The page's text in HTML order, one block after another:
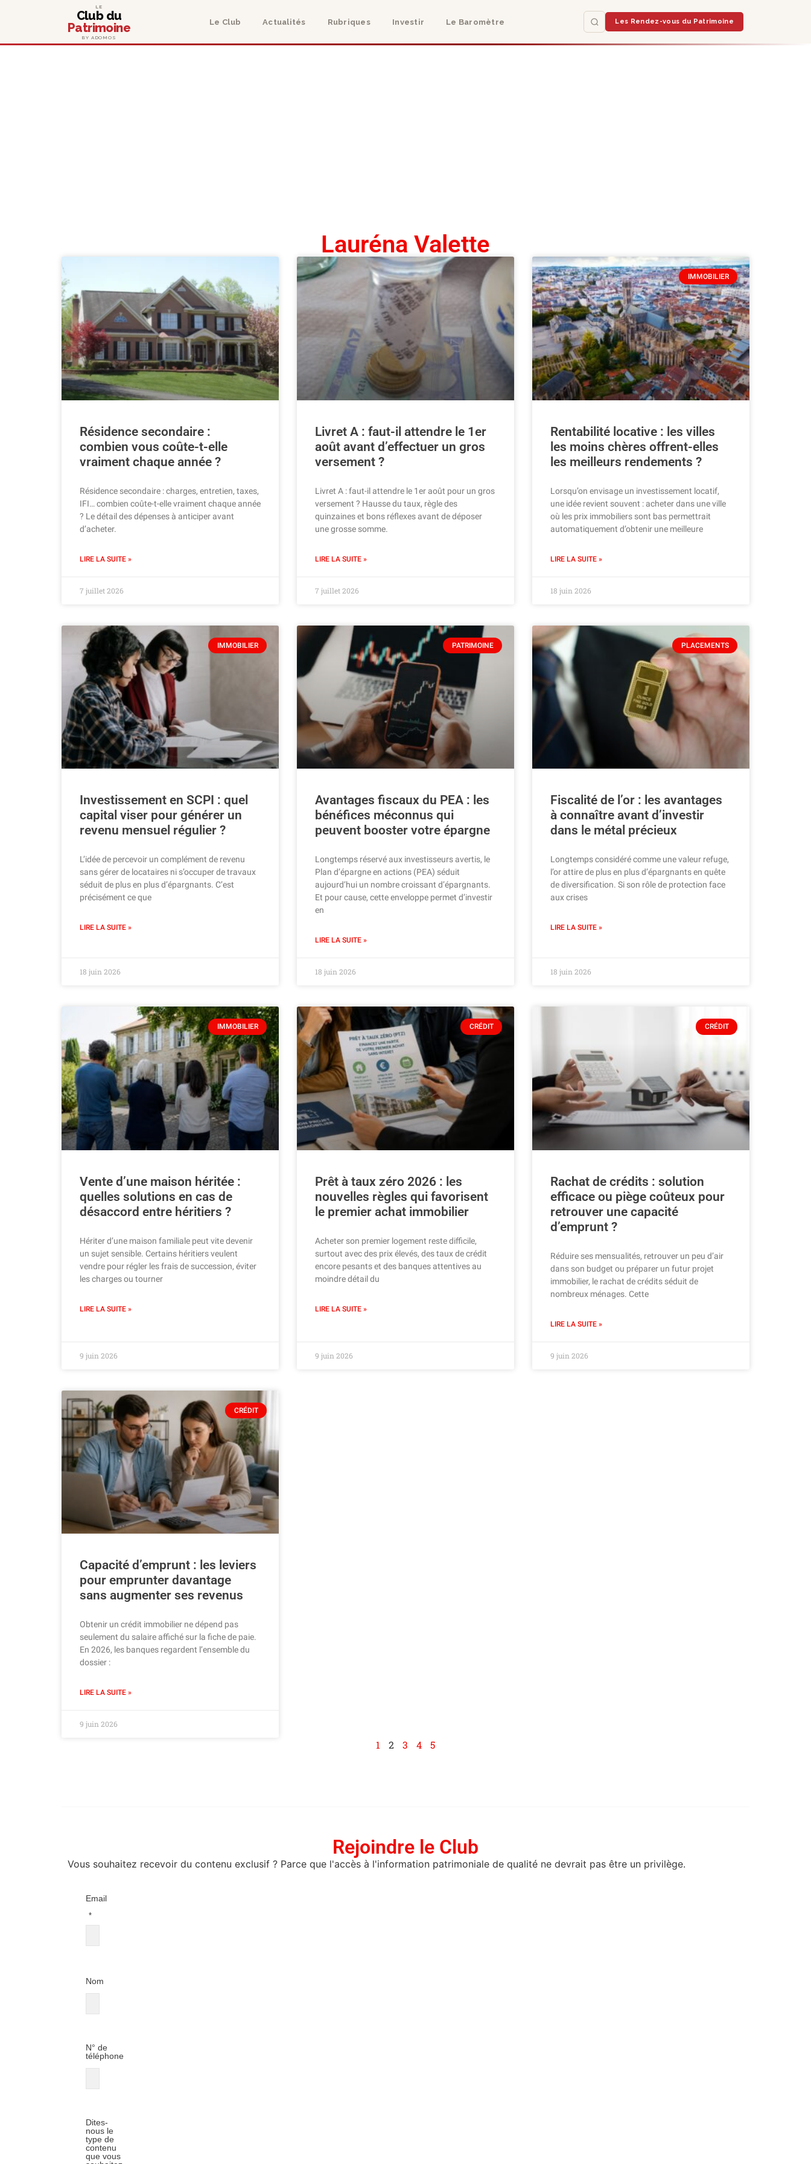
LE
Club du
Patrimoine
BY ADOMOS
Le Club Actualités Rubriques Investir Le Baromètre Les Rendez-vous du Patrimoine
Lauréna Valette
Résidence secondaire :
combien vous coûte-t-elle
vraiment chaque année ?
Résidence secondaire : charges, entretien, taxes,
IFI… combien coûte-t-elle vraiment chaque année
? Le détail des dépenses à anticiper avant
d’acheter.
LIRE LA SUITE »
7 juillet 2026
Livret A : faut-il attendre le 1er
août avant d’effectuer un gros
versement ?
Livret A : faut-il attendre le 1er août pour un gros
versement ? Hausse du taux, règle des
quinzaines et bons réflexes avant de déposer
une grosse somme.
LIRE LA SUITE »
7 juillet 2026
IMMOBILIER
Rentabilité locative : les villes
les moins chères offrent-elles
les meilleurs rendements ?
Lorsqu’on envisage un investissement locatif,
une idée revient souvent : acheter dans une ville
où les prix immobiliers sont bas permettrait
automatiquement d’obtenir une meilleure
LIRE LA SUITE »
18 juin 2026
IMMOBILIER
Investissement en SCPI : quel
capital viser pour générer un
revenu mensuel régulier ?
L’idée de percevoir un complément de revenu
sans gérer de locataires ni s’occuper de travaux
séduit de plus en plus d’épargnants. C’est
précisément ce que
LIRE LA SUITE »
18 juin 2026
PATRIMOINE
Avantages fiscaux du PEA : les
bénéfices méconnus qui
peuvent booster votre épargne
Longtemps réservé aux investisseurs avertis, le
Plan d’épargne en actions (PEA) séduit
aujourd’hui un nombre croissant d’épargnants.
Et pour cause, cette enveloppe permet d’investir
en
LIRE LA SUITE »
18 juin 2026
PLACEMENTS
Fiscalité de l’or : les avantages
à connaître avant d’investir
dans le métal précieux
Longtemps considéré comme une valeur refuge,
l’or attire de plus en plus d’épargnants en quête
de diversification. Si son rôle de protection face
aux crises
LIRE LA SUITE »
18 juin 2026
IMMOBILIER
Vente d’une maison héritée :
quelles solutions en cas de
désaccord entre héritiers ?
Hériter d’une maison familiale peut vite devenir
un sujet sensible. Certains héritiers veulent
vendre pour régler les frais de succession, éviter
les charges ou tourner
LIRE LA SUITE »
9 juin 2026
CRÉDIT
Prêt à taux zéro 2026 : les
nouvelles règles qui favorisent
le premier achat immobilier
Acheter son premier logement reste difficile,
surtout avec des prix élevés, des taux de crédit
encore pesants et des banques attentives au
moindre détail du
LIRE LA SUITE »
9 juin 2026
CRÉDIT
Rachat de crédits : solution
efficace ou piège coûteux pour
retrouver une capacité
d’emprunt ?
Réduire ses mensualités, retrouver un peu d’air
dans son budget ou préparer un futur projet
immobilier, le rachat de crédits séduit de
nombreux ménages. Cette
LIRE LA SUITE »
9 juin 2026
CRÉDIT
Capacité d’emprunt : les leviers
pour emprunter davantage
sans augmenter ses revenus
Obtenir un crédit immobilier ne dépend pas
seulement du salaire affiché sur la fiche de paie.
En 2026, les banques regardent l’ensemble du
dossier :
LIRE LA SUITE »
9 juin 2026
1 2 3 4 5
Rejoindre le Club
Vous souhaitez recevoir du contenu exclusif ? Parce que l'accès à l'information patrimoniale de qualité ne devrait pas être un privilège.
Email
*
Nom
N° de
téléphone
Dites-
nous le
type de
contenu
que vous